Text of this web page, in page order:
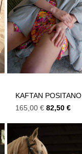
KAFTAN POSITANO
165,00€ 82,50€